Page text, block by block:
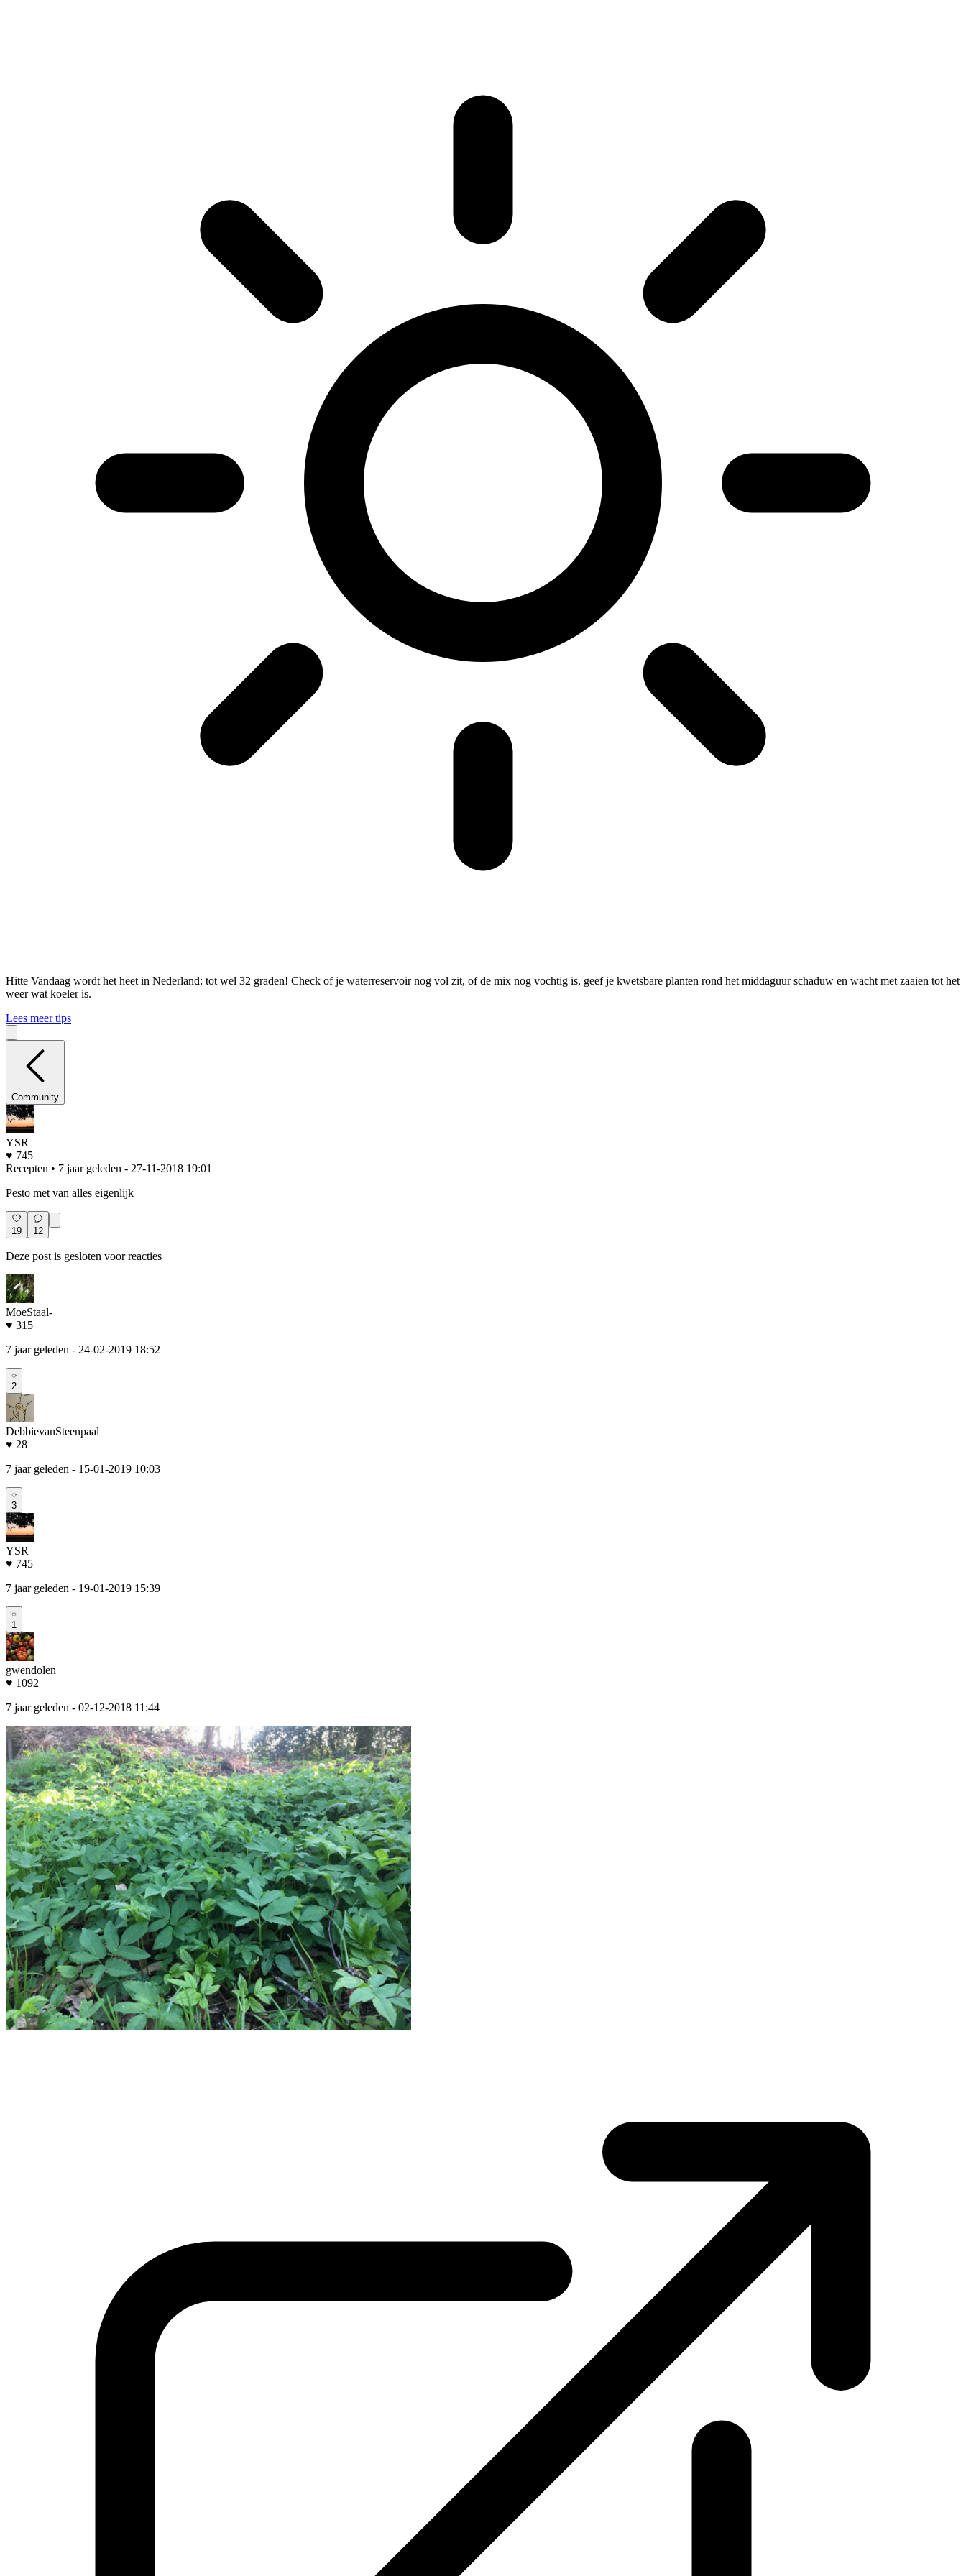
Hitte Vandaag wordt het heet in Nederland: tot wel 32 graden! Check of je waterreservoir nog vol zit, of de mix nog vochtig is, geef je kwetsbare planten rond het middaguur schaduw en wacht met zaaien tot het
weer wat koeler is.
Lees meer tips
Community
YSR
♥ 745
Recepten • 7 jaar geleden - 27-11-2018 19:01
Pesto met van alles eigenlijk
19 12
Deze post is gesloten voor reacties
MoeStaal-
♥ 315
7 jaar geleden - 24-02-2019 18:52
2
DebbievanSteenpaal
♥ 28
7 jaar geleden - 15-01-2019 10:03
3
YSR
♥ 745
7 jaar geleden - 19-01-2019 15:39
1
gwendolen
♥ 1092
7 jaar geleden - 02-12-2018 11:44